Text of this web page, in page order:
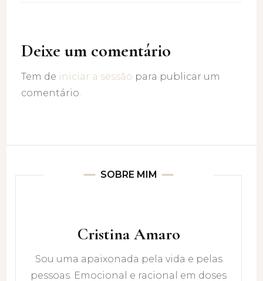
Deixe um comentário
Tem de iniciar a sessão para publicar um
comentário.
SOBRE MIM
Cristina Amaro
Sou uma apaixonada pela vida e pelas
pessoas. Emocional e racional em doses